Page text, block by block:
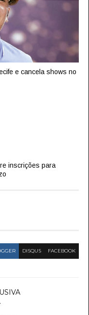
e cancela shows no
inscrições para
DISQUS FACEBOOK